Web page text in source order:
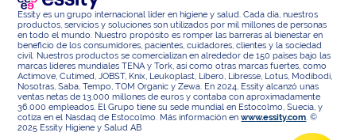
Essity es un grupo internacional líder en higiene y salud. Cada día, nuestros
productos, servicios y soluciones son utilizados por mil millones de personas
en todo el mundo. Nuestro propósito es romper las barreras al bienestar en
beneficio de los consumidores, pacientes, cuidadores, clientes y la sociedad
civil. Nuestros productos se comercializan en alrededor de 150 países bajo las
marcas líderes mundiales TENA y Tork, así como otras marcas fuertes, como
Actimove, Cutimed, JOBST, Knix, Leukoplast, Libero, Libresse, Lotus, Modibodi,
Nosotras, Saba, Tempo, TOM Organic y Zewa. En 2024, Essity alcanzó unas
ventas netas de 13.000 millones de euros y contaba con aproximadamente
36.000 empleados. El Grupo tiene su sede mundial en Estocolmo, Suecia, y
cotiza en el Nasdaq de Estocolmo. Más información enwww.essity.com. ©
2025 Essity Higiene y Salud AB